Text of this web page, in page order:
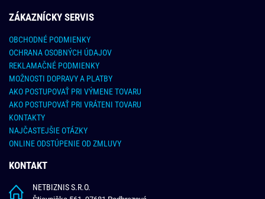
ZÁKAZNÍCKY SERVIS
OBCHODNÉ PODMIENKY
OCHRANA OSOBNÝCH ÚDAJOV
REKLAMAČNÉ PODMIENKY
MOŽNOSTI DOPRAVY A PLATBY
AKO POSTUPOVAŤ PRI VÝMENE TOVARU
AKO POSTUPOVAŤ PRI VRÁTENI TOVARU
KONTAKTY
NAJČASTEJŠIE OTÁZKY
ONLINE ODSTÚPENIE OD ZMLUVY
KONTAKT
NETBIZNIS S.R.O.